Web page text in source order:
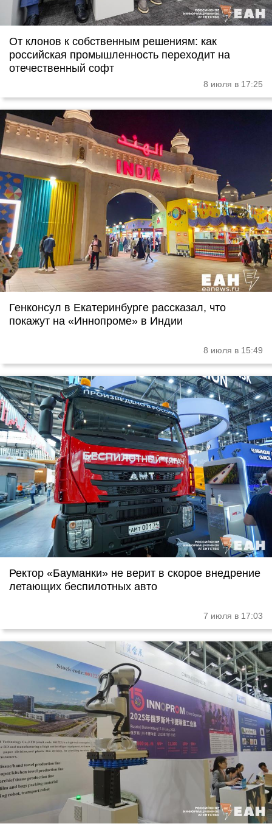
От клонов к собственным решениям: как
российская промышленность переходит на
отечественный софт
8 июля в 17:25
Генконсул в Екатеринбурге рассказал, что
покажут на «Иннопроме» в Индии
8 июля в 15:49
Ректор «Бауманки» не верит в скорое внедрение
летающих беспилотных авто
7 июля в 17:03